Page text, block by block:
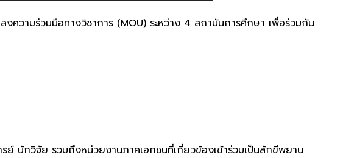
วามร่วมมือทางวิชาการ (MOU) ระหว่าง 4 สถาบันการศึกษา เพื่อร่วมกัน
นักวิจัย รวมถึงหน่วยงานภาคเอกชนที่เกี่ยวข้องเข้าร่วมเป็นสักขีพยาน